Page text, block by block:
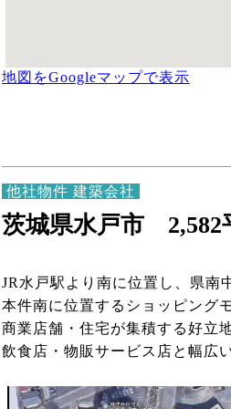
地図をGoogleマップで表示
他社物件 建築会社
茨城県水戸市 2,582
JR水戸駅より南に位置し、県南
本件南に位置するショッピング
商業店舗・住宅が集積する好立
飲食店・物販サービス店と幅広